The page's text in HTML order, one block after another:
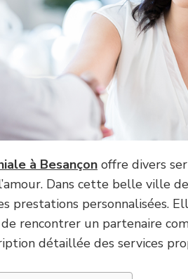
à Besançon offre divers
Dans cette belle ville
prestations personnalisées.
rencontrer un partenaire
détaillée des services